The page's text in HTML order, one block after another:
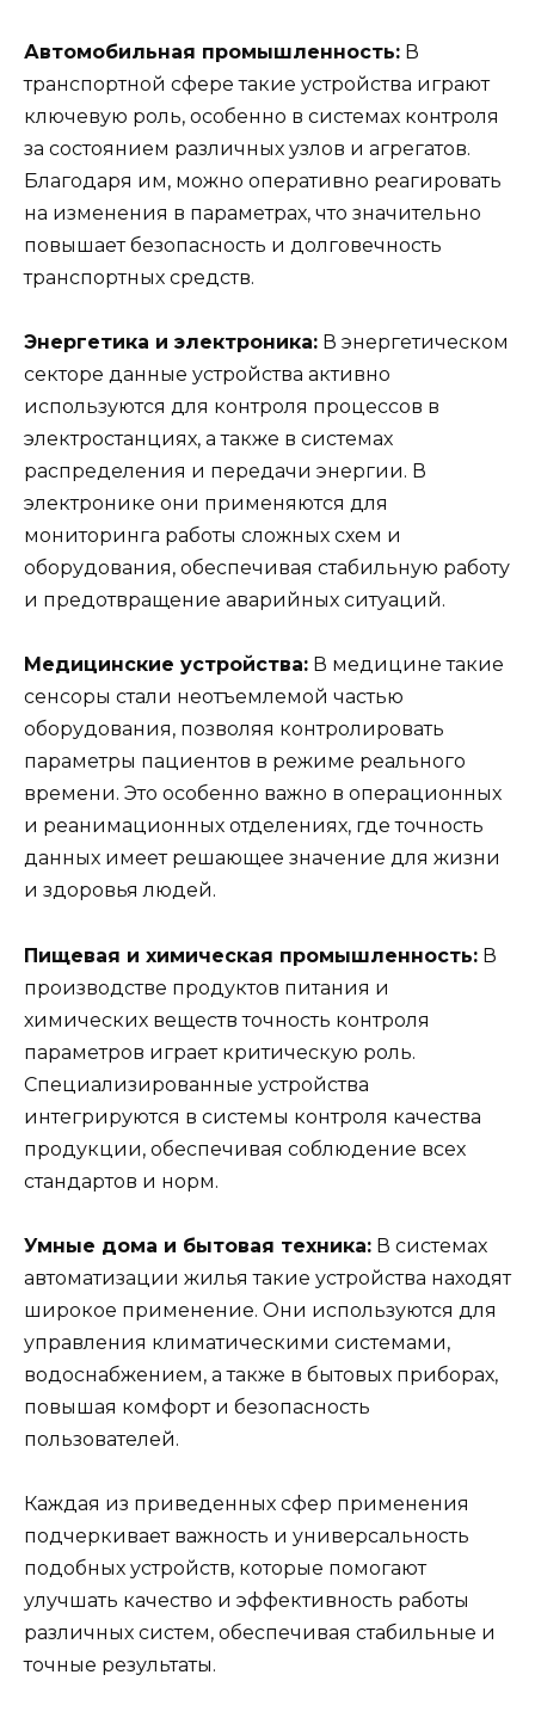
Автомобильная промышленность: В
транспортной сфере такие устройства играют
ключевую роль, особенно в системах контроля
за состоянием различных узлов и агрегатов.
Благодаря им, можно оперативно реагировать
на изменения в параметрах, что значительно
повышает безопасность и долговечность
транспортных средств.
Энергетика и электроника: В энергетическом
секторе данные устройства активно
используются для контроля процессов в
электростанциях, а также в системах
распределения и передачи энергии. В
электронике они применяются для
мониторинга работы сложных схем и
оборудования, обеспечивая стабильную работу
и предотвращение аварийных ситуаций.
Медицинские устройства: В медицине такие
сенсоры стали неотъемлемой частью
оборудования, позволяя контролировать
параметры пациентов в режиме реального
времени. Это особенно важно в операционных
и реанимационных отделениях, где точность
данных имеет решающее значение для жизни
и здоровья людей.
Пищевая и химическая промышленность: В
производстве продуктов питания и
химических веществ точность контроля
параметров играет критическую роль.
Специализированные устройства
интегрируются в системы контроля качества
продукции, обеспечивая соблюдение всех
стандартов и норм.
Умные дома и бытовая техника: В системах
автоматизации жилья такие устройства находят
широкое применение. Они используются для
управления климатическими системами,
водоснабжением, а также в бытовых приборах,
повышая комфорт и безопасность
пользователей.
Каждая из приведенных сфер применения
подчеркивает важность и универсальность
подобных устройств, которые помогают
улучшать качество и эффективность работы
различных систем, обеспечивая стабильные и
точные результаты.